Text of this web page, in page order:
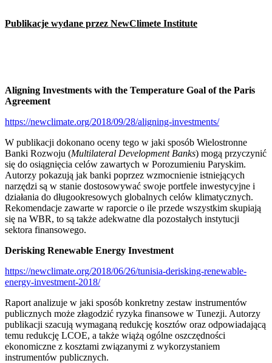
Publikacje wydane przez NewClimete Institute
Aligning Investments with the Temperature Goal of the Paris
Agreement
https://newclimate.org/2018/09/28/aligning-investments/
W publikacji dokonano oceny tego w jaki sposób Wielostronne
Banki Rozwoju (Multilateral Development Banks) mogą przyczynić
się do osiągnięcia celów zawartych w Porozumieniu Paryskim.
Autorzy pokazują jak banki poprzez wzmocnienie istniejących
narzędzi są w stanie dostosowywać swoje portfele inwestycyjne i
działania do długookresowych globalnych celów klimatycznych.
Rekomendacje zawarte w raporcie o ile przede wszystkim skupiają
się na WBR, to są także adekwatne dla pozostałych instytucji
sektora finansowego.
Derisking Renewable Energy Investment
https://newclimate.org/2018/06/26/tunisia-derisking-renewable-
energy-investment-2018/
Raport analizuje w jaki sposób konkretny zestaw instrumentów
publicznych może złagodzić ryzyka finansowe w Tunezji. Autorzy
publikacji szacują wymaganą redukcję kosztów oraz odpowiadającą
temu redukcję LCOE, a także wiążą ogólne oszczędności
ekonomiczne z kosztami związanymi z wykorzystaniem
instrumentów publicznych.